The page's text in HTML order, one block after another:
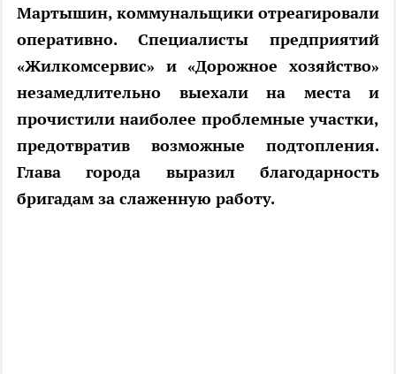
Мартышин, коммунальщики отреагировали
оперативно. Специалисты предприятий
«Жилкомсервис» и «Дорожное хозяйство»
незамедлительно выехали на места и
прочистили наиболее проблемные участки,
предотвратив возможные подтопления.
Глава города выразил благодарность
бригадам за слаженную работу.